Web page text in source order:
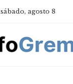
sábado, agosto 8